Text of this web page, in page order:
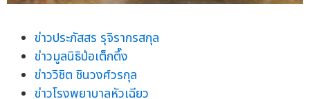
ข่าวประภัสสร รุจิรากรสกุล
ข่าวมูลนิธิป่อเต็กตึ๊ง
ข่าววิชิต ชินวงศ์วรกุล
ข่าวโรงพยาบาลหัวเฉียว